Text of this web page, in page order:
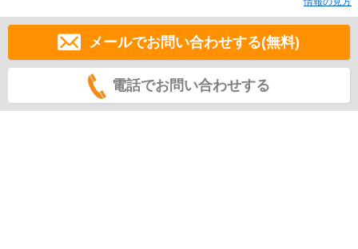
メールでお問い合わせする(無料)
電話でお問い合わせする